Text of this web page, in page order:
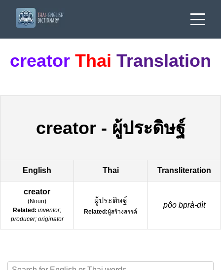
creator Thai Translation
creator- ผู้ประดิษฐ์
English Thai Transliteration
creator
(Noun)
Related: inventor;
producer; originator
ผู้ประดิษฐ์
Related:ผู้สร้างสรรค์
pôo bprà-dìt